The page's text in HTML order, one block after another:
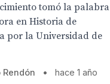
tomó la palabra
en Historia de
por la Universidad de
Rendón • hace 1 año